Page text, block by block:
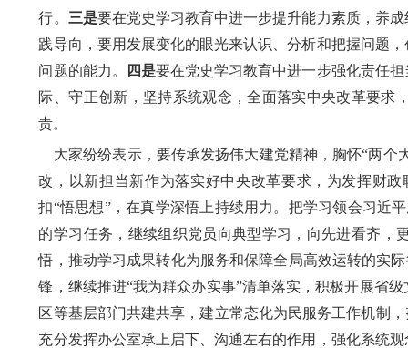
行。 三是要在党史学习教育中进一步提升能力素质， 养
践导向 ， 要用发展变化的眼光来认识、分析和把握问题
问题的能力。
四是要在党史学习教育中进一步强化责任担
际、守正创新，坚持系统观念，全面落实中央改革要求
责。
大家纷纷表示，要传承发扬伟大建党精神， 胸怀“两个
改，以新担当新作为落实好中央改革要求， 为发挥财政
扣“悟思想”，在真学深悟上持续用力。 把学习领会习近
的学习任务， 继续组织党员向典型学习， 向先进看齐，
悟 ， 推动学习成果转化为服务和保障全局高效运转的实
锋， 继续推进“我为群众办实事”清单落实 ，积极开展省
区等基层部门共建共享，建立常态化为民服务工作机制
充分发挥办公室承上启下、沟通左右的作用， 强化系统